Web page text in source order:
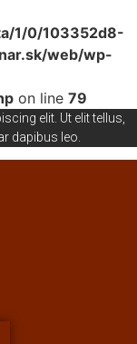
1/0/103352d8-
web/wp-
on line 79
elit. Ut elit tellus,
dapibus leo.